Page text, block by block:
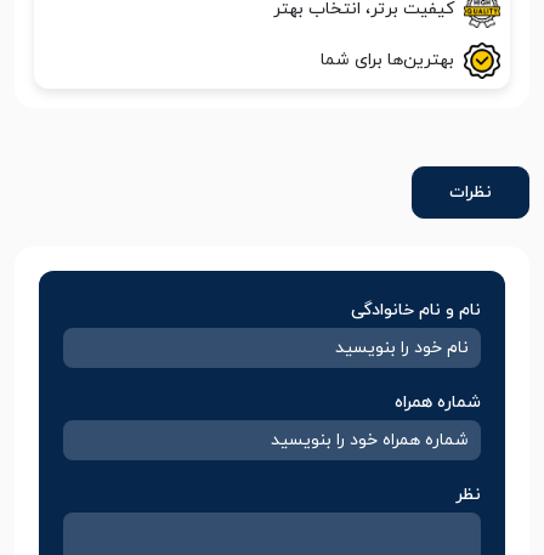
کیفیت برتر، انتخاب بهتر
بهترین‌ها برای شما
نظرات
نام و نام خانوادگی
شماره همراه
نظر